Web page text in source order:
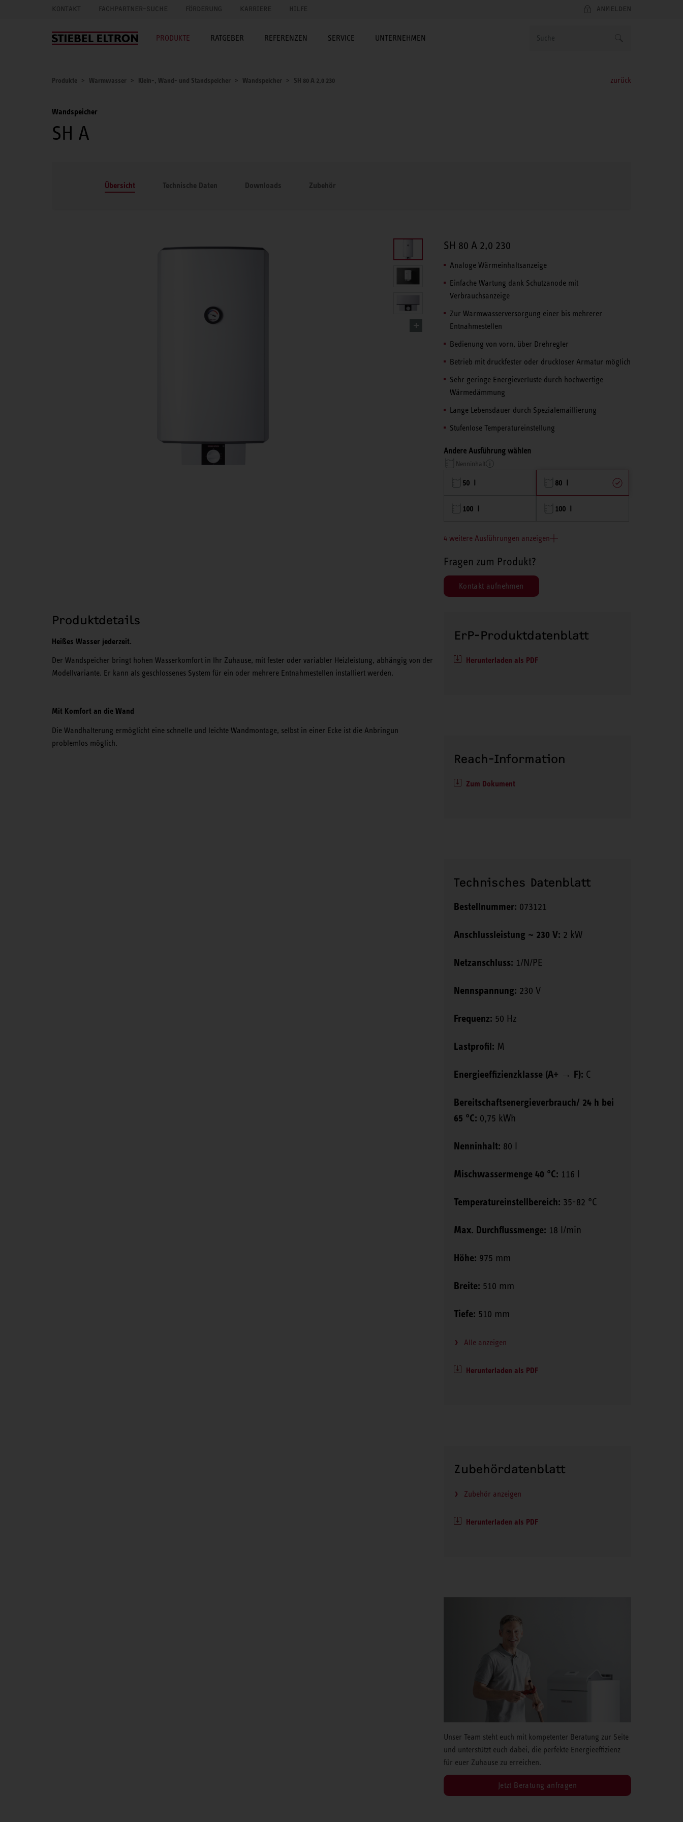
KONTAKT FACHPARTNER-SUCHE FÖRDERUNG KARRIERE HILFE ANMELDEN
PRODUKTE RATGEBER REFERENZEN SERVICE UNTERNEHMEN
Produkte Warmwasser Klein-, Wand- und Standspeicher Wandspeicher SH 80 A 2,0 230 zurück
Wandspeicher
SH A
Übersicht Technische Daten Downloads Zubehör
SH 80 A 2,0 230
Analoge Wärmeinhaltsanzeige
Einfache Wartung dank Schutzanode mit
Verbrauchsanzeige
Zur Warmwasserversorgung einer bis mehrerer
Entnahmestellen
Bedienung von vorn, über Drehregler
Betrieb mit druckfester oder druckloser Armatur möglich
Sehr geringe Energieverluste durch hochwertige
Wärmedämmung
Lange Lebensdauer durch Spezialemaillierung
Stufenlose Temperatureinstellung
Andere Ausführung wählen
Nenninhalt
50 l 80 l
100 l 100 l
4 weitere Ausführungen anzeigen
Fragen zum Produkt?
Kontakt aufnehmen
Produktdetails
Heißes Wasser jederzeit.
Der Wandspeicher bringt hohen Wasserkomfort in Ihr Zuhause, mit fester oder variabler Heizleistung, abhängig von der
Modellvariante. Er kann als geschlossenes System für ein oder mehrere Entnahmestellen installiert werden.
Mit Komfort an die Wand
Die Wandhalterung ermöglicht eine schnelle und leichte Wandmontage, selbst in einer Ecke ist die Anbringun
problemlos möglich.
ErP-Produktdatenblatt
Herunterladen als PDF
Reach-Information
Zum Dokument
Technisches Datenblatt
Bestellnummer: 073121
Anschlussleistung ~ 230 V: 2 kW
Netzanschluss: 1/N/PE
Nennspannung: 230 V
Frequenz: 50 Hz
Lastprofil: M
Energieeffizienzklasse (A+ → F): C
Bereitschaftsenergieverbrauch/ 24 h bei
65 °C: 0,75 kWh
Nenninhalt: 80 l
Mischwassermenge 40 °C: 116 l
Temperatureinstellbereich: 35-82 °C
Max. Durchflussmenge: 18 l/min
Höhe: 975 mm
Breite: 510 mm
Tiefe: 510 mm
Alle anzeigen
Herunterladen als PDF
Zubehördatenblatt
Zubehör anzeigen
Herunterladen als PDF
Unser Team steht euch mit kompetenter Beratung zur Seite
und unterstützt euch dabei, die perfekte Energieeffizienz
für euer Zuhause zu erreichen.
Jetzt Beratung anfragen